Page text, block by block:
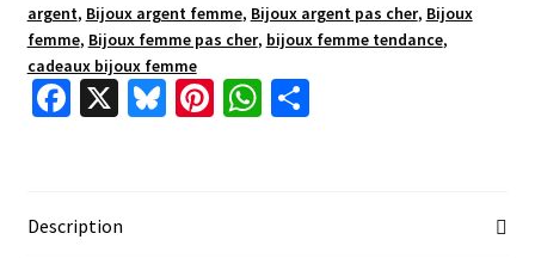
argent, Bijoux argent femme, Bijoux argent pas cher, Bijoux
femme, Bijoux femme pas cher, bijoux femme tendance,
cadeaux bijoux femme
Fa
o
X Bl Pi W P
Description